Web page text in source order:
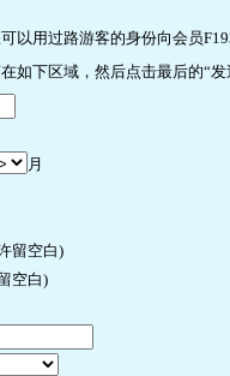
以用过路游客的身份向会员
如下区域，然后点击最后的“
月
留空白)
空白)